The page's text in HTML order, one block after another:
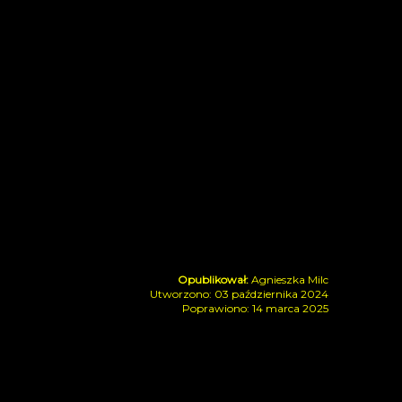
Agnieszka Milc
Utworzono: 03 października 2024
Poprawiono: 14 marca 2025
szaleństwo